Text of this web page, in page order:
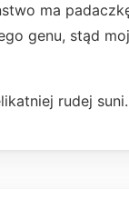
ma
genu, stąd
rudej suni.